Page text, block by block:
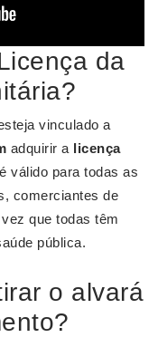
da
vinculado a
adquirir a licença
válido para todas as
comerciantes de
que todas têm
pública.
o alvará